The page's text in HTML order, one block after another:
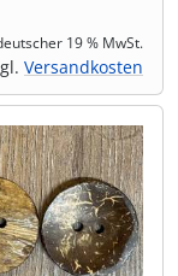
19 % MwSt.
Versandkosten